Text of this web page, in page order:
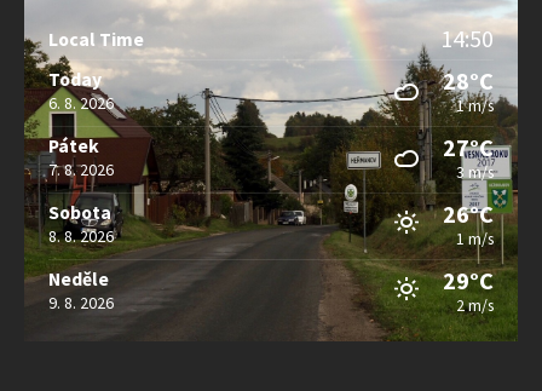
Local Time 14:50
Today
6. 8. 2026
28°C
1 m/s
Pátek
7. 8. 2026
27°C
3 m/s
Sobota
8. 8. 2026
26°C
1 m/s
Neděle
9. 8. 2026
29°C
2 m/s